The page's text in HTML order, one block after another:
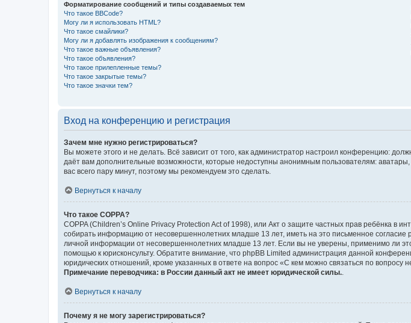
Форматирование сообщений и типы создаваемых тем
Что такое BBCode?
Могу ли я использовать HTML?
Что такое смайлики?
Могу ли я добавлять изображения к сообщениям?
Что такое важные объявления?
Что такое объявления?
Что такое прилепленные темы?
Что такое закрытые темы?
Что такое значки тем?
Вход на конференцию и регистрация
Зачем мне нужно регистрироваться?
Вы можете этого и не делать. Всё зависит от того, как администратор настроил конференцию:
даёт вам дополнительные возможности, которые недоступны анонимным пользователям:
вас всего пару минут, поэтому мы рекомендуем это сделать.
Вернуться к началу
Что такое COPPA?
COPPA (Children’s Online Privacy Protection Act of 1998), или Акт о защите частных прав ребёнка в
собирать информацию от несовершеннолетних младше 13 лет, иметь на это письменное
личной информации от несовершеннолетних младше 13 лет. Если вы не уверены, применимо ли
помощью к юрисконсульту. Обратите внимание, что phpBB Limited администрация данной
юридических отношений, кроме указанных в ответе на вопрос «С кем можно связаться по
Примечание переводчика: в России данный акт не имеет юридической силы..
Вернуться к началу
Почему я не могу зарегистрироваться?